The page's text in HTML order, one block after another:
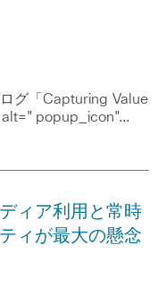
グ「Capturing Value
alt="popup_icon"…
ィア利用と常時
ィが最大の懸念